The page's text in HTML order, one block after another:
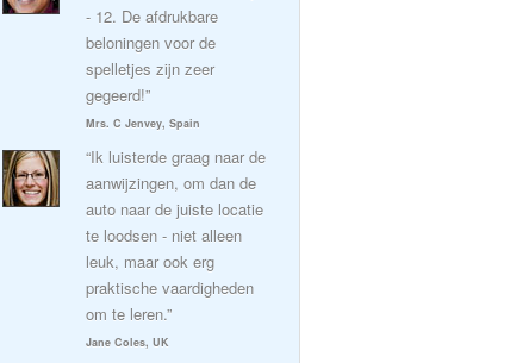
- 12. De afdrukbare
beloningen voor de
spelletjes zijn zeer
gegeerd!”
Mrs. C Jenvey, Spain
“Ik luisterde graag naar de
aanwijzingen, om dan de
auto naar de juiste locatie
te loodsen - niet alleen
leuk, maar ook erg
praktische vaardigheden
om te leren.”
Jane Coles, UK